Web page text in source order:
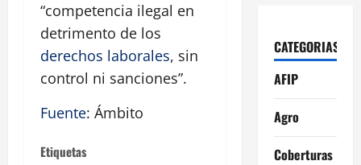
“competencia ilegal en
detrimento de los
derechos laborales, sin
control ni sanciones”.
Fuente: Ámbito
Etiquetas
CATEGORIAS
AFIP
Agro
Coberturas